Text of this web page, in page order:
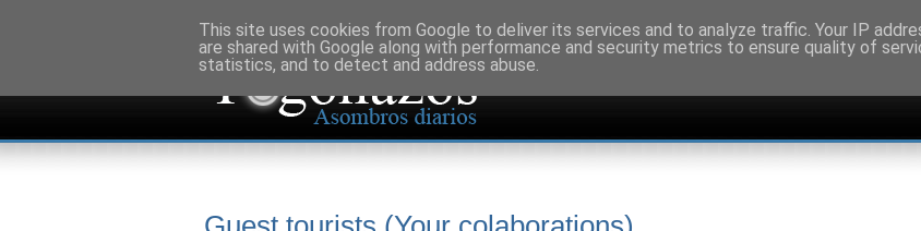
This site uses cookies from Google to deliver its services and to analyze traffic. Your IP
are shared with Google along with performance and security metrics to ensure quality of
statistics, and to detect and address abuse.